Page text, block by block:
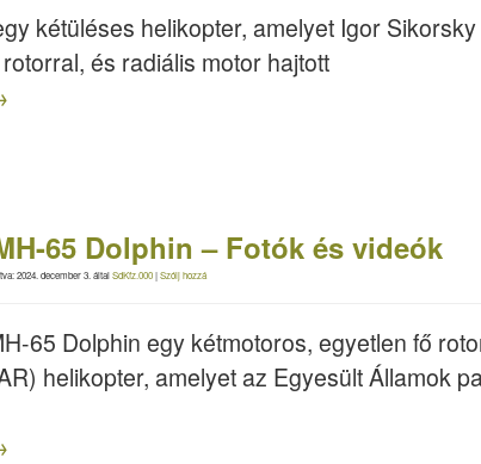
kétüléses helikopter, amelyet Igor
és radiális motor hajtott
65 Dolphin – Fotók és videók
2024. december 3. általSdKfz.000|Szólj hozzá
65 Dolphin egy kétmotoros, egyetlen fő
helikopter, amelyet az Egyesült Államok